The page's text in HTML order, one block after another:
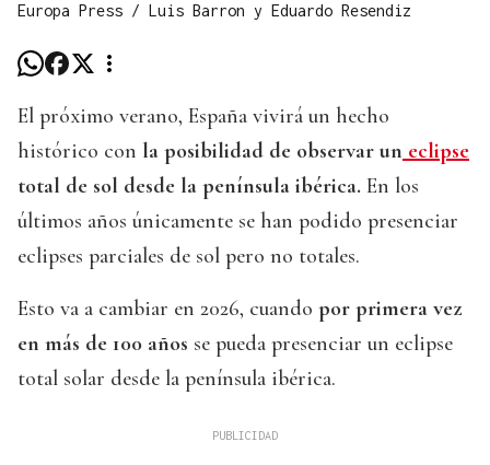
Europa Press / Luis Barron y Eduardo Resendiz
El próximo verano, España vivirá un hecho
histórico con la posibilidad de observar un eclipse
total de sol desde la península ibérica. En los
últimos años únicamente se han podido presenciar
eclipses parciales de sol pero no totales.
Esto va a cambiar en 2026, cuando por primera vez
en más de 100 años se pueda presenciar un eclipse
total solar desde la península ibérica.